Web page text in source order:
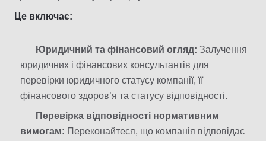
Це включає:
Юридичний та фінансовий огляд: Залучення
юридичних і фінансових консультантів для
перевірки юридичного статусу компанії, її
фінансового здоров’я та статусу відповідності.
Перевірка відповідності нормативним
вимогам: Переконайтеся, що компанія відповідає